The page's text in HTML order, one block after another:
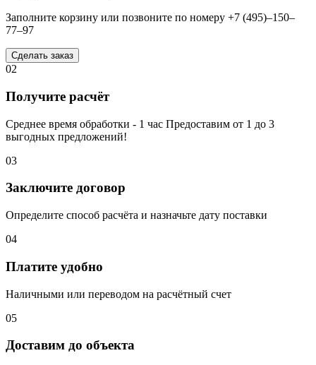
Заполните корзину или позвоните по номеру +7 (495)–150–
77–97
Сделать заказ
02
Получите расчёт
Среднее время обработки - 1 час Предоставим от 1 до 3
выгодных предложений!
03
Заключите договор
Определите способ расчёта и назначьте дату поставки
04
Платите удобно
Наличными или переводом на расчётный счет
05
Доставим до объекта